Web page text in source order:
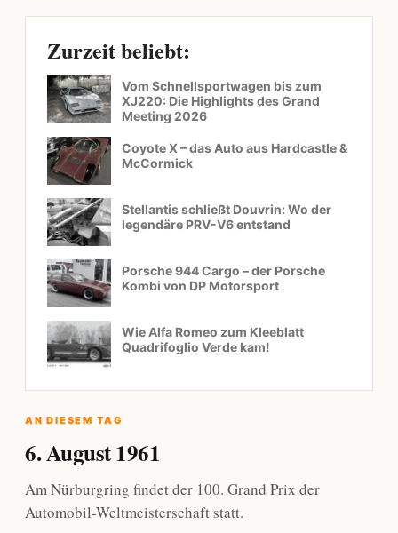
Zurzeit beliebt:
Vom Schnellsportwagen bis zum
XJ220: Die Highlights des Grand
Meeting 2026
Coyote X – das Auto aus Hardcastle &
McCormick
Stellantis schließt Douvrin: Wo der
legendäre PRV-V6 entstand
Porsche 944 Cargo – der Porsche
Kombi von DP Motorsport
Wie Alfa Romeo zum Kleeblatt
Quadrifoglio Verde kam!
AN DIESEM TAG
6. August 1961
Am Nürburgring findet der 100. Grand Prix der
Automobil-Weltmeisterschaft statt.